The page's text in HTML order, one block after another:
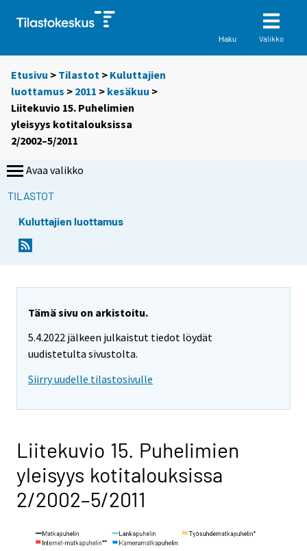
Haku Valikko
Etusivu > Tilastot > Kuluttajien
luottamus > 2011 > kesäkuu >
Liitekuvio 15. Puhelimien
yleisyys kotitalouksissa
2/2002–5/2011
Avaa valikko
TILASTOT
Kuluttajien luottamus
Tämä sivu on arkistoitu.
5.4.2022 jälkeen julkaistut tiedot löydät
uudistetulta sivustolta.
Siirry uudelle tilastosivulle
Liitekuvio 15. Puhelimien
yleisyys kotitalouksissa
2/2002–5/2011